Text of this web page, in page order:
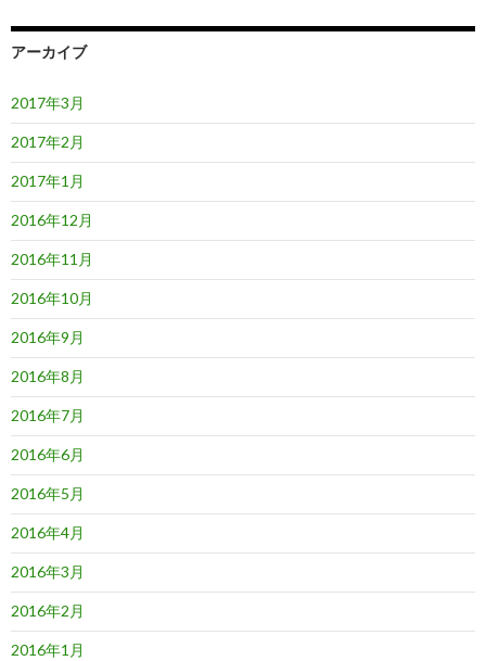
アーカイブ
2017年3月
2017年2月
2017年1月
2016年12月
2016年11月
2016年10月
2016年9月
2016年8月
2016年7月
2016年6月
2016年5月
2016年4月
2016年3月
2016年2月
2016年1月